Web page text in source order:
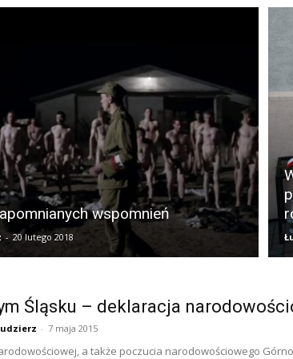
wspomnień
- 20 lutego 2018
Śląsku – deklaracja
- 7 maja 2015
a także poczucia narodowościowego